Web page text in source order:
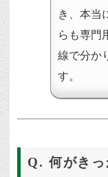
き、本当
らも専門
線で分か
す。
Q. 何がき